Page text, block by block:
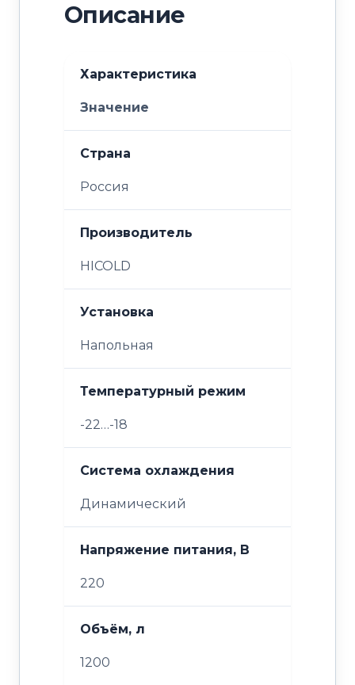
Описание
Характеристика
Значение
Страна
Россия
Производитель
HICOLD
Установка
Напольная
Температурный режим
-22…-18
Система охлаждения
Динамический
Напряжение питания, В
220
Объём, л
1200